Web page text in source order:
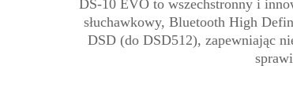
DS-10 EVO to wszechstronny i
słuchawkowy, Bluetooth High
DSD (do DSD512), zapewniając